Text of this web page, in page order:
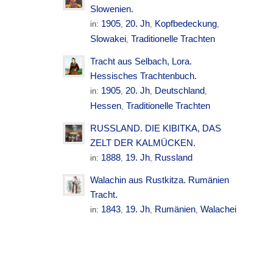
Slowenien.
in: 1905,20. Jh, Kopfbedeckung,
Slowakei, Traditionelle Trachten
Tracht aus Selbach, Lora.
Hessisches Trachtenbuch.
in: 1905,20. Jh, Deutschland,
Hessen, Traditionelle Trachten
RUSSLAND. DIE KIBITKA, DAS
ZELT DER KALMÜCKEN.
in: 1888, 19. Jh, Russland
Walachin aus Rustkitza. Rumänien
Tracht.
in: 1843, 19. Jh, Rumänien,Walachei